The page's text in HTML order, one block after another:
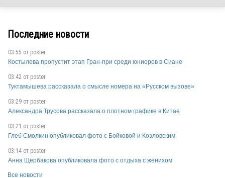
THA
THA
Последние новости
03:55 от poster
Костылева пропустит этап Гран-при среди юниоров в Сиане
03:42 от poster
Туктамышева рассказала о смысле номера на «Русском вызове»
03:29 от poster
Александра Трусова рассказала о плотном графике в Китае
03:21 от poster
Глеб Смолкин опубликовал фото с Бойковой и Козловским
03:14 от poster
Анна Щербакова опубликовала фото с отдыха с женихом
Все новости